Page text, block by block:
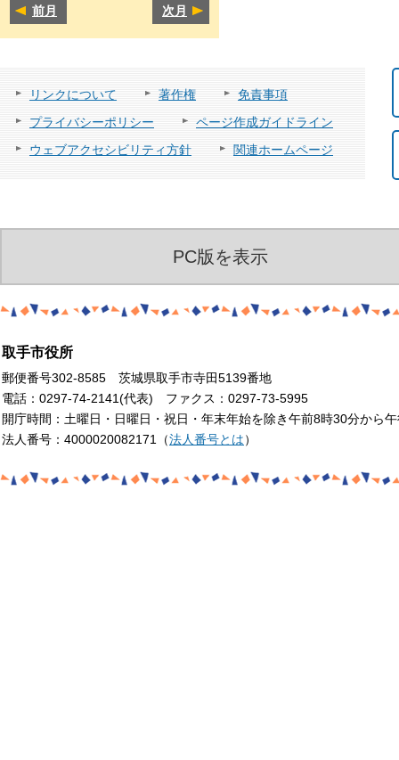
前月 次月
リンクについて 著作権
免責事項
プライバシーポリシー
ページ作成ガイドライン
ウェブアクセシビリティ方針
関連ホームページ
PC版を表示
取手市役所
郵便番号302-8585 茨城県取手市寺田5139番地
電話：0297-74-2141(代表) ファクス：0297-73-5995
開庁時間：土曜日・日曜日・祝日・年末年始を除き午前8時30分から
法人番号：4000020082171（法人番号とは）